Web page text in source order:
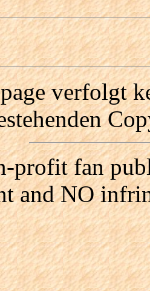
verfolgt
profit fan
and NO